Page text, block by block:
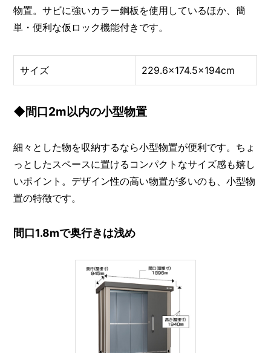
物置。サビに強いカラー鋼板を使用しているほか、簡
単・便利な仮ロック機能付きです。
サイズ 229.6×174.5×194cm
◆間口2m以内の小型物置
細々とした物を収納するなら小型物置が便利です。ちょ
っとしたスペースに置けるコンパクトなサイズ感も嬉し
いポイント。デザイン性の高い物置が多いのも、小型物
置の特徴です。
間口1.8mで奥行きは浅め